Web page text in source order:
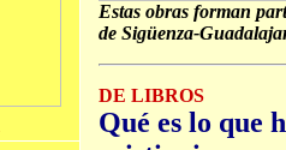
Estas obras forman
de Sigüenza-
DE LIBROS
Qué es lo que